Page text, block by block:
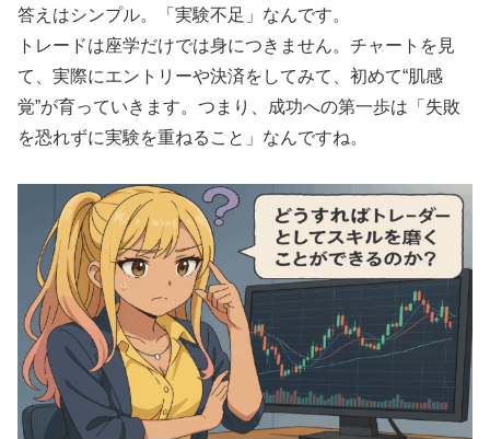
答えはシンプル。「実験不足」なんです。
トレードは座学だけでは身につきません。チャートを見
て、実際にエントリーや決済をしてみて、初めて“肌感
覚”が育っていきます。つまり、成功への第一歩は「失敗
を恐れずに実験を重ねること」なんですね。